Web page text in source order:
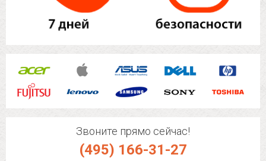
Звоните прямо сейчас!
(495) 166-31-27